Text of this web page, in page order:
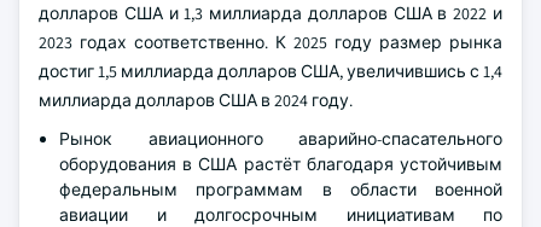
долларов США и 1,3 миллиарда долларов США в 2022 и
2023 годах соответственно. К 2025 году размер рынка
достиг 1,5 миллиарда долларов США, увеличившись с 1,4
миллиарда долларов США в 2024 году.
Рынок авиационного аварийно-спасательного
оборудования в США растёт благодаря устойчивым
федеральным программам в области военной
авиации и долгосрочным инициативам по